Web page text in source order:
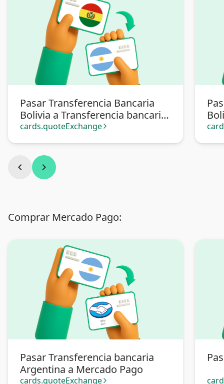
Pasar Transferencia Bancaria
Bolivia a Transferencia bancaria
Argentina
cards.quoteExchange arrow_forward_ios
chevron_left chevron_right
Comprar Mercado Pago:
Pasar Transferencia bancaria
Argentina a Mercado Pago
cards.quoteExchange arrow_forward_ios